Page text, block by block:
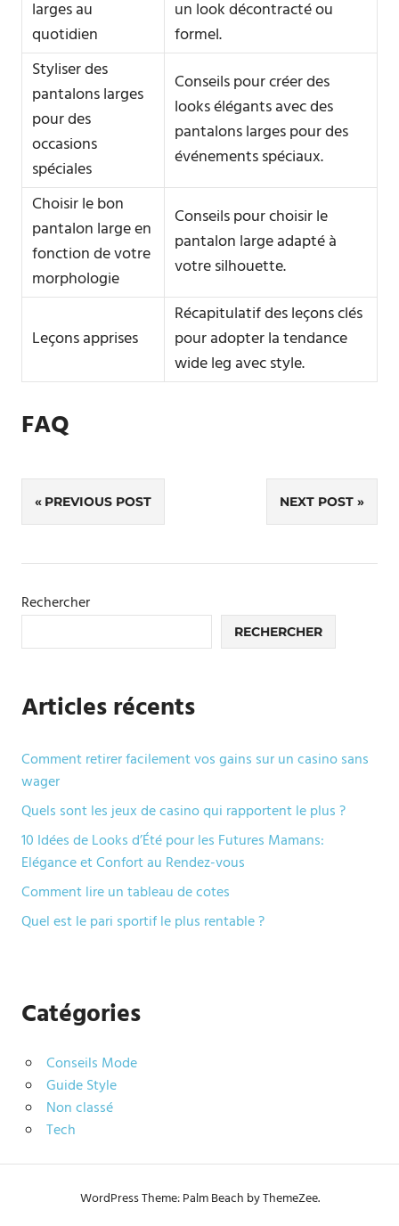
larges au
quotidien
un look décontracté ou
formel.
Styliser des
pantalons larges
pour des
occasions
spéciales
Conseils pour créer des
looks élégants avec des
pantalons larges pour des
événements spéciaux.
Choisir le bon
pantalon large en
fonction de votre
morphologie
Conseils pour choisir le
pantalon large adapté à
votre silhouette.
Leçons apprises
Récapitulatif des leçons clés
pour adopter la tendance
wide leg avec style.
FAQ
Navigation
de
l’article
PREVIOUS POST NEXT POST
Rechercher
RECHERCHER
Articles récents
Comment retirer facilement vos gains sur un casino sans
wager
Quels sont les jeux de casino qui rapportent le plus ?
10 Idées de Looks d’Été pour les Futures Mamans:
Elégance et Confort au Rendez-vous
Comment lire un tableau de cotes
Quel est le pari sportif le plus rentable ?
Catégories
Conseils Mode
Guide Style
Non classé
Tech
WordPress Theme: Palm Beach by ThemeZee.